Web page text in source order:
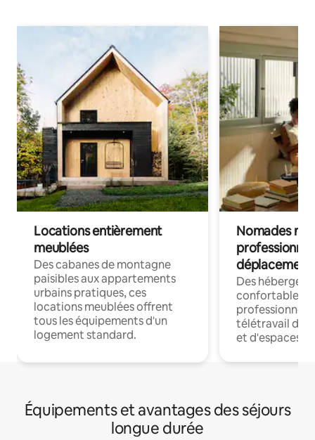
Locations entièrement
meublées
Des cabanes de montagne
paisibles aux appartements
urbains pratiques, ces
locations meublées offrent
tous les équipements d'un
logement standard.
Nomades
déplacement
Des
confortables
professionnels
télétravail
et d'espaces
Équipements et avantages des séjours
longue durée